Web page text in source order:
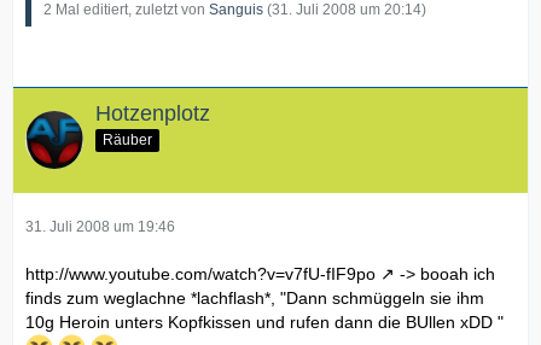
2 Mal editiert, zuletzt von Sanguis (31. Juli 2008 um 20:14)
Hotzenplotz
Räuber
31. Juli 2008 um 19:46
http://www.youtube.com/watch?v=v7fU-fIF9po
-> booah ich
finds zum weglachne *lachflash*, "Dann schmüggeln sie ihm
10g Heroin unters Kopfkissen und rufen dann die BUllen xDD "